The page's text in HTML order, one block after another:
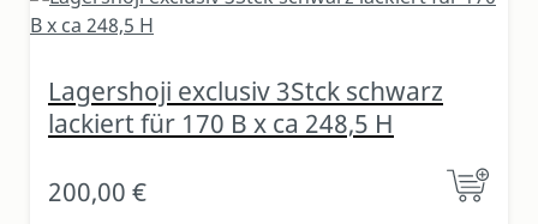
Lagershoji exclusiv 3Stck schwarz
lackiert für 170 B x ca 248,5 H
200,00 €